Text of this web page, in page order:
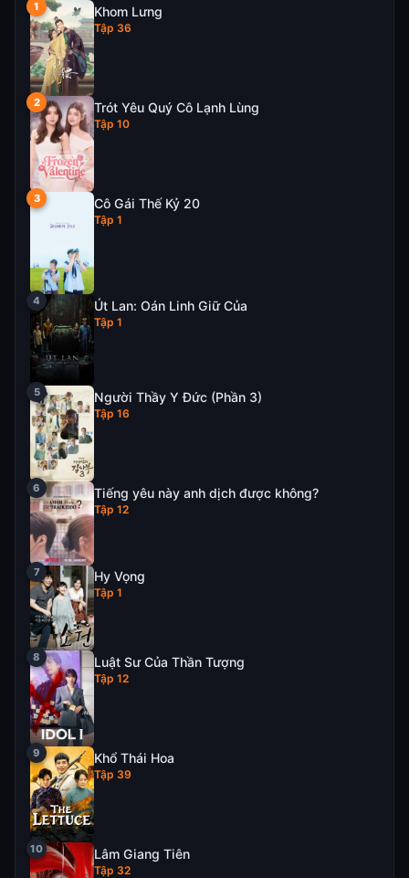
Khom Lưng
Tập 36
Trót Yêu Quý Cô Lạnh Lùng
Tập 10
Cô Gái Thế Kỷ 20
Tập 1
Út Lan: Oán Linh Giữ Của
Tập 1
Người Thầy Y Đức (Phần 3)
Tập 16
Tiếng yêu này anh dịch được không?
Tập 12
Hy Vọng
Tập 1
Luật Sư Của Thần Tượng
Tập 12
Khổ Thái Hoa
Tập 39
Lâm Giang Tiên
Tập 32